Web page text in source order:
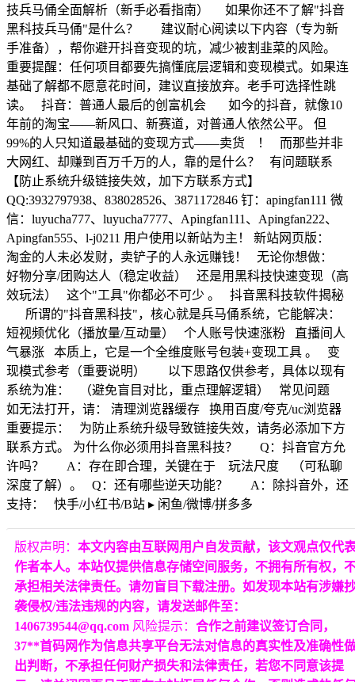
技兵马俑全面解析（新手必看指南） 如果你还不了解"抖音
黑科技兵马俑"是什么？ 建议耐心阅读以下内容（专为新
手准备），帮你避开抖音变现的坑，减少被割韭菜的风险。
重要提醒：任何项目都要先搞懂底层逻辑和变现模式。如果连
基础了解都不愿意花时间，建议直接放弃。老手可选择性跳
读。 抖音：普通人最后的创富机会 如今的抖音，就像10
年前的淘宝——新风口、新赛道，对普通人依然公平。 但
99%的人只知道最基础的变现方式——卖货 ！ 而那些并非
大网红、却赚到百万千万的人，靠的是什么？ 有问题联系
【防止系统升级链接失效，加下方联系方式】
QQ:3932797938、838028526、3871172846 钉：apingfan111 微
信：luyucha777、luyucha7777、Apingfan111、Apingfan222、
Apingfan555、l-j0211 用户使用以新站为主！ 新站网页版：
淘金的人未必发财，卖铲子的人永远赚钱！ 无论你想做：
好物分享/团购达人（稳定收益） 还是用黑科技快速变现（高
效玩法） 这个"工具"你都必不可少 。 抖音黑科技软件揭秘
所谓的"抖音黑科技"，核心就是兵马俑系统，它能解决：
短视频优化（播放量/互动量） 个人账号快速涨粉 直播间人
气暴涨 本质上，它是一个全维度账号包装+变现工具 。 变
现模式参考（重要说明） 以下思路仅供参考，具体以现有
系统为准： （避免盲目对比，重点理解逻辑） 常见问题
如无法打开，请： 清理浏览器缓存 换用百度/夸克/uc浏览器
重要提示： 为防止系统升级导致链接失效，请务必添加下方
联系方式。 为什么你必须用抖音黑科技？ Q：抖音官方允
许吗？ A：存在即合理，关键在于 玩法尺度 （可私聊
深度了解）。 Q：还有哪些逆天功能？ A：除抖音外，还
支持： 快手/小红书/B站 ▸ 闲鱼/微博/拼多多
版权声明： 本文内容由互联网用户自发贡献，该文观点仅代
作者本人。本站仅提供信息存储空间服务，不拥有所有权，
承担相关法律责任。请勿盲目下载注册。如发现本站有涉嫌
袭侵权/违法违规的内容，请发送邮件至：
1406739544@qq.com 风险提示： 合作之前建议签订合同，
37**首码网作为信息共享平台无法对信息的真实性及准确性
出判断，不承担任何财产损失和法律责任，若您不同意该提